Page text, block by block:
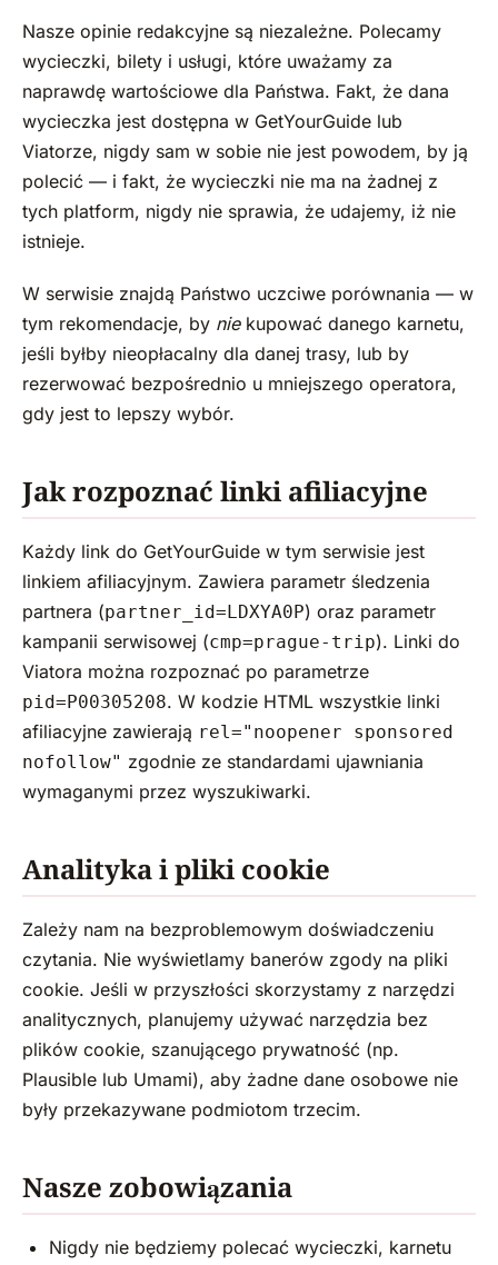
Nasze opinie redakcyjne są niezależne. Polecamy
wycieczki, bilety i usługi, które uważamy za
naprawdę wartościowe dla Państwa. Fakt, że dana
wycieczka jest dostępna w GetYourGuide lub
Viatorze, nigdy sam w sobie nie jest powodem, by ją
polecić — i fakt, że wycieczki nie ma na żadnej z
tych platform, nigdy nie sprawia, że udajemy, iż nie
istnieje.
W serwisie znajdą Państwo uczciwe porównania — w
tym rekomendacje, by niekupować danego karnetu,
jeśli byłby nieopłacalny dla danej trasy, lub by
rezerwować bezpośrednio u mniejszego operatora,
gdy jest to lepszy wybór.
Jak rozpoznać linki afiliacyjne
Każdy link do GetYourGuide w tym serwisie jest
linkiem afiliacyjnym. Zawiera parametr śledzenia
partnera (partner_id=LDXYA0P) oraz parametr
kampanii serwisowej (cmp=prague-trip). Linki do
Viatora można rozpoznać po parametrze
pid=P00305208. W kodzie HTML wszystkie linki
afiliacyjne zawierają rel="noopener sponsored
nofollow" zgodnie ze standardami ujawniania
wymaganymi przez wyszukiwarki.
Analityka i pliki cookie
Zależy nam na bezproblemowym doświadczeniu
czytania. Nie wyświetlamy banerów zgody na pliki
cookie. Jeśli w przyszłości skorzystamy z narzędzi
analitycznych, planujemy używać narzędzia bez
plików cookie, szanującego prywatność (np.
Plausible lub Umami), aby żadne dane osobowe nie
były przekazywane podmiotom trzecim.
Nasze zobowiązania
Nigdy nie będziemy polecać wycieczki, karnetu